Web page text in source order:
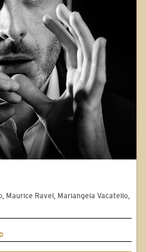
Maurice Ravel, Mariangela Vacatello,